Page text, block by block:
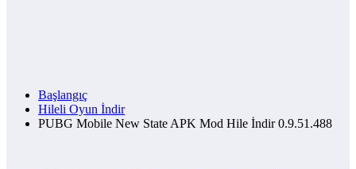
Başlangıç
Hileli Oyun İndir
PUBG Mobile New State APK Mod Hile İndir 0.9.51.488